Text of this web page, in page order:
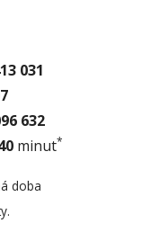
031
632
minut*
doba